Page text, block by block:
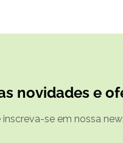
novidades e
se em nossa